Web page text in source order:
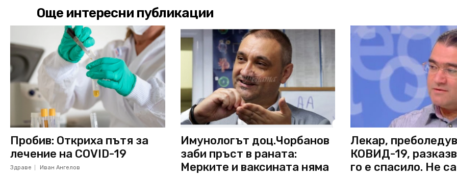
Още интересни публикации
Пробив: Откриха пътя за
лечение на COVID-19
Здраве Иван Ангелов
Имунологът доц.Чорбанов
заби пръст в раната:
Мерките и ваксината няма
Лекар,
КОВИД-19,
го е спасило. Не са